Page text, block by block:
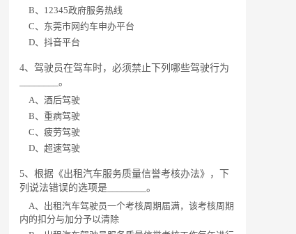
B、12345政府服务热线
C、东莞市网约车申办平台
D、抖音平台
4、驾驶员在驾车时，必须禁止下列哪些驾驶行为
________。
A、酒后驾驶
B、重病驾驶
C、疲劳驾驶
D、超速驾驶
5、根据《出租汽车服务质量信誉考核办法》，下
列说法错误的选项是________。
A、出租汽车驾驶员一个考核周期届满，该考核周期
内的扣分与加分予以清除